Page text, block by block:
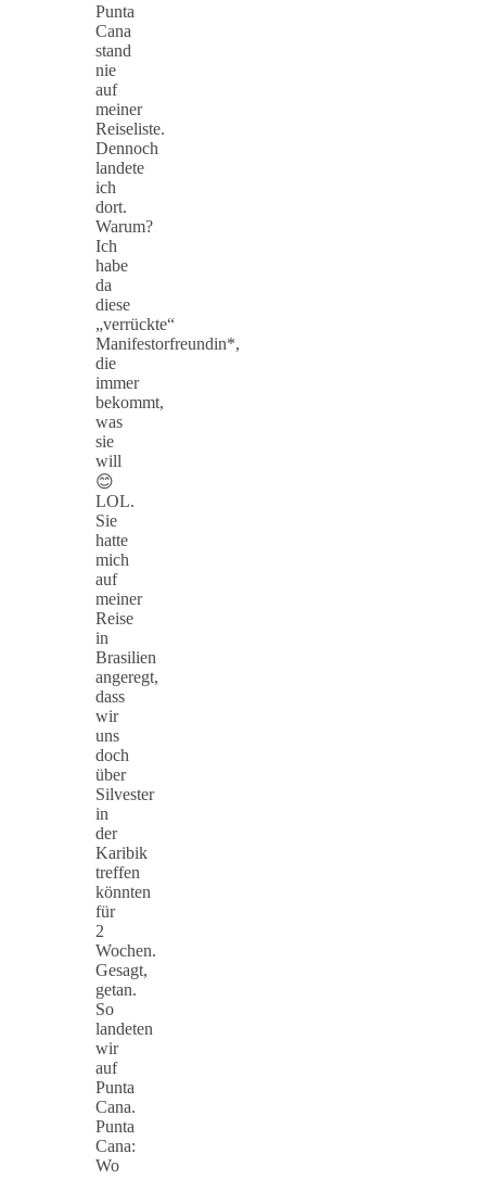
Punta
Cana
stand
nie
auf
meiner
Reiseliste.
Dennoch
landete
ich
dort.
Warum?
Ich
habe
da
diese
„verrückte“
Manifestorfreundin*,
die
immer
bekommt,
was
sie
will
😊
LOL.
Sie
hatte
mich
auf
meiner
Reise
in
Brasilien
angeregt,
dass
wir
uns
doch
über
Silvester
in
der
Karibik
treffen
könnten
für
2
Wochen.
Gesagt,
getan.
So
landeten
wir
auf
Punta
Cana.
Punta
Cana:
Wo